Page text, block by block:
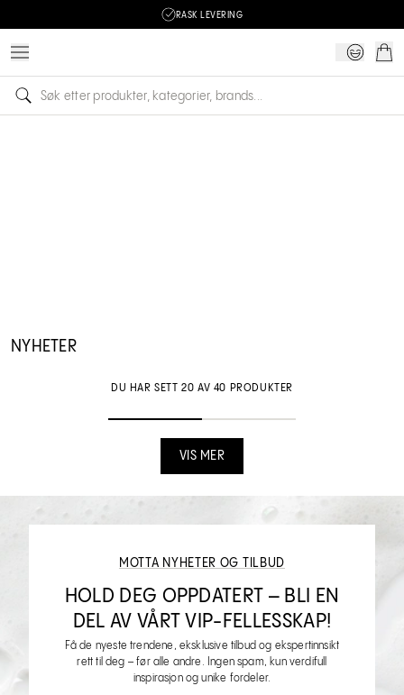
RASK LEVERING
NYHETER
DU HAR SETT 20 AV 40 PRODUKTER
VIS MER
MOTTA NYHETER OG TILBUD
HOLD DEG OPPDATERT – BLI EN
DEL AV VÅRT VIP-FELLESSKAP!
Få de nyeste trendene, eksklusive tilbud og ekspertinnsikt
rett til deg – før alle andre. Ingen spam, kun verdifull
inspirasjon og unike fordeler.